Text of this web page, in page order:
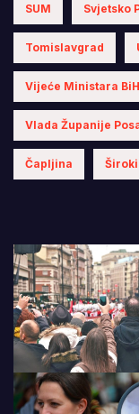
SUM Svjetsko
Tomislavgrad
Vijeće Ministara BiH
Vlada Županije
Čapljina